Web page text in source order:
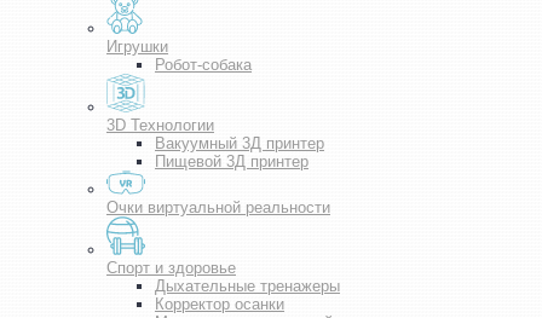
Игрушки
Робот-собака
3D Технологии
Вакуумный 3Д принтер
Пищевой 3Д принтер
Очки виртуальной реальности
Спорт и здоровье
Дыхательные тренажеры
Корректор осанки